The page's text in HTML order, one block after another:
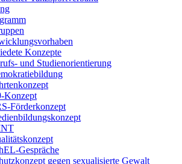
Konzepte
und Studienorientierung
Konzept
Förderkonzept
Gespräche
gegen sexualisierte Gewalt